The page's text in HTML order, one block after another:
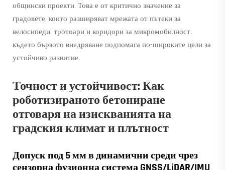
общински проекти. Това е от критично значение за
градовете, които разширяват мрежата от пътеки за
велосипеди, тротоари и коридори за микромобилност,
където бързото внедряване подпомага по-широките цели за
устойчиво развитие.
Точност и устойчивост: Как
роботизираното бетониране
отговаря на изискванията на
градския климат и плътност
Допуск под 5 мм в динамични среди чрез
сензорна фузионна система GNSS/LiDAR/IMU